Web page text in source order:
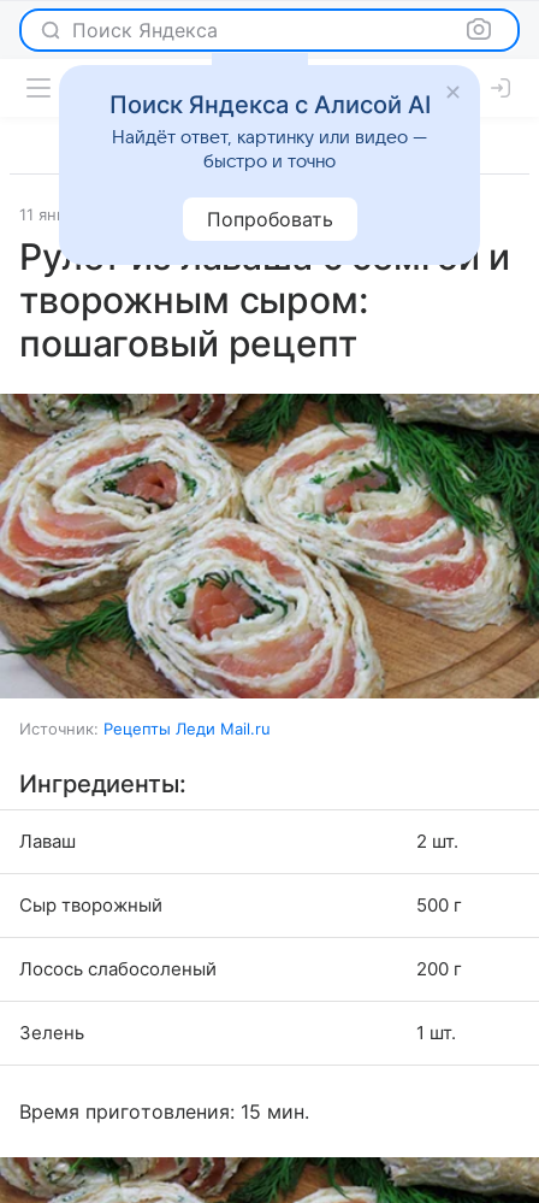
Поиск Яндекса
11 января 2025 Рецепты
Рулет из лаваша с семгой и
творожным сыром:
пошаговый рецепт
Источник: Рецепты Леди Mail.ru
Ингредиенты:
Лаваш 2 шт.
Сыр творожный 500 г
Лосось слабосоленый 200 г
Зелень 1 шт.
Время приготовления: 15 мин.
Поиск Яндекса с Алисой AI
Найдёт ответ, картинку или видео —
быстро и точно
Попробовать